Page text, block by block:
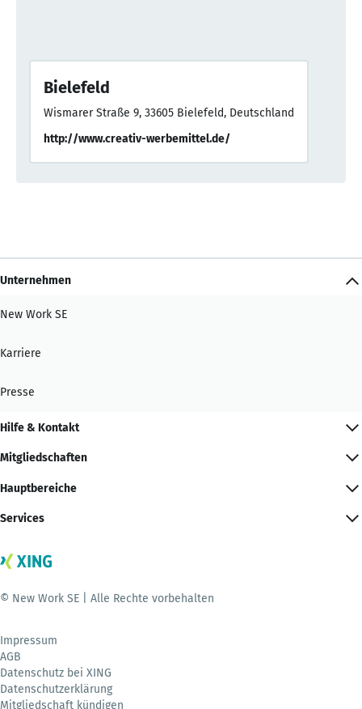
Bielefeld
Wismarer Straße 9, 33605 Bielefeld, Deutschland
http://www.creativ-werbemittel.de/
Unternehmen
New Work SE
Karriere
Presse
Hilfe & Kontakt
Mitgliedschaften
Hauptbereiche
Services
© New Work SE | Alle Rechte vorbehalten
Impressum
AGB
Datenschutz bei XING
Datenschutzerklärung
Mitgliedschaft kündigen